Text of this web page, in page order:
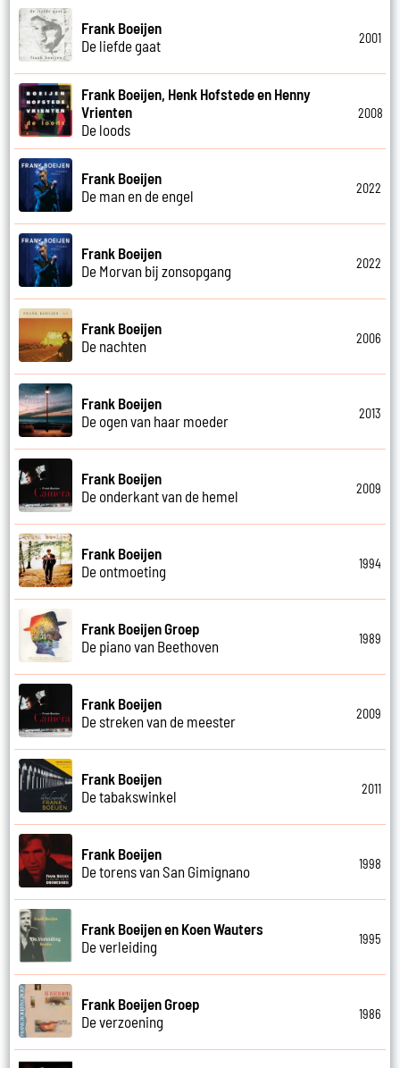
Frank Boeijen
De liefde gaat
2001
Frank Boeijen, Henk Hofstede en Henny
Vrienten
De loods
2008
Frank Boeijen
De man en de engel
2022
Frank Boeijen
De Morvan bij zonsopgang
2022
Frank Boeijen
De nachten
2006
Frank Boeijen
De ogen van haar moeder
2013
Frank Boeijen
De onderkant van de hemel
2009
Frank Boeijen
De ontmoeting
1994
Frank Boeijen Groep
De piano van Beethoven
1989
Frank Boeijen
De streken van de meester
2009
Frank Boeijen
De tabakswinkel
2011
Frank Boeijen
De torens van San Gimignano
1998
Frank Boeijen en Koen Wauters
De verleiding
1995
Frank Boeijen Groep
De verzoening
1986